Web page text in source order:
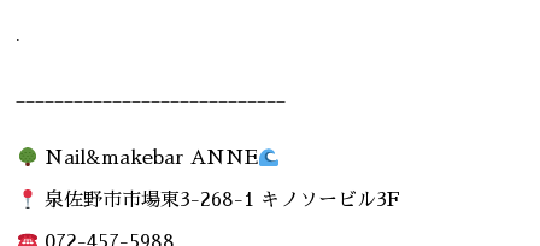
.
____________________________
Nail&makebar ANNE
泉佐野市市場東3-268-1 キノソービル3F